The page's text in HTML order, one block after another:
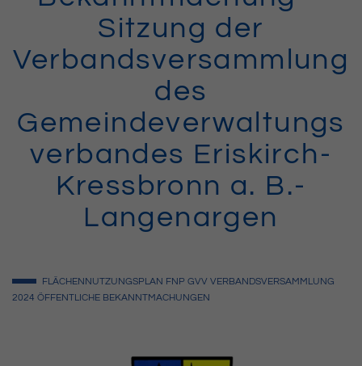
Sitzung der
Verbandsversammlung
des
Gemeindeverwaltungs
verbandes Eriskirch-
Kressbronn a. B.-
Langenargen
FLÄCHENNUTZUNGSPLAN FNP GVV VERBANDSVERSAMMLUNG
2024 ÖFFENTLICHE BEKANNTMACHUNGEN